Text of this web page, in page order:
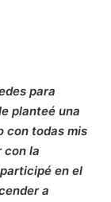
para
planteé una
con todas mis
con la
en el
a